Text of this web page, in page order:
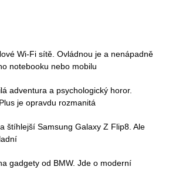
Wi-Fi sítě. Ovládnou je a nenápadně
notebooku nebo mobilu
adventura a psychologický horor.
je opravdu rozmanitá
štíhlejší Samsung Galaxy Z Flip8. Ale
gadgety od BMW. Jde o moderní